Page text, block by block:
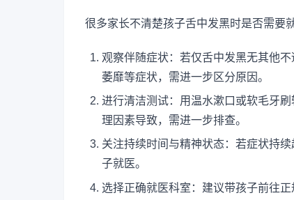
很多家长不清楚孩子舌中发黑时是否需要
观察伴随症状：若仅舌中发黑无其他
萎靡等症状，需进一步区分原因。
进行清洁测试：用温水漱口或软毛牙
理因素导致，需进一步排查。
关注持续时间与精神状态：若症状持
子就医。
选择正确就医科室：建议带孩子前往